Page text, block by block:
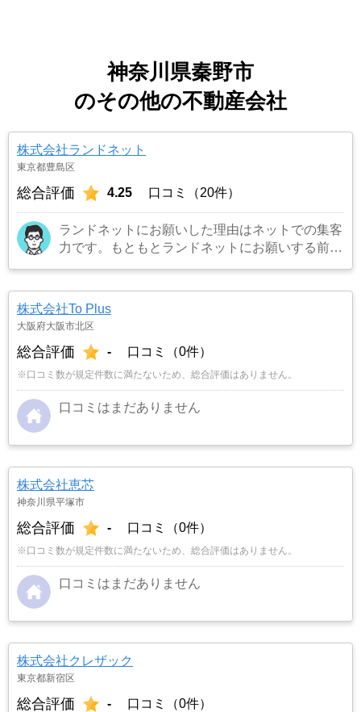
神奈川県秦野市
のその他の不動産会社
株式会社ランドネット
東京都豊島区
総合評価 4.25 口コミ（20件）
ランドネットにお願いした理由はネットでの集客
力です。もともとランドネットにお願いする前は
場がないことで地元の不動産屋では取り扱っても
らえませんでした。そこでそれまでに取引があ
した。 …もっと見る
株式会社To Plus
大阪府大阪市北区
総合評価 - 口コミ（0件）
※口コミ数が規定件数に満たないため、総合評価はありません。
口コミはまだありません
株式会社恵芯
神奈川県平塚市
総合評価 - 口コミ（0件）
※口コミ数が規定件数に満たないため、総合評価はありません。
口コミはまだありません
株式会社クレザック
東京都新宿区
総合評価 - 口コミ（0件）